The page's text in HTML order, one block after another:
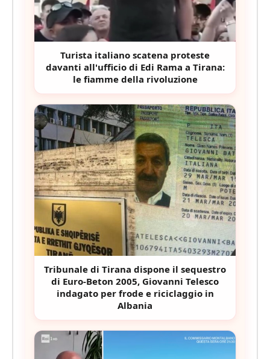
Turista italiano scatena proteste
davanti all'ufficio di Edi Rama a Tirana:
le fiamme della rivoluzione
Tribunale di Tirana dispone il sequestro
di Euro-Beton 2005, Giovanni Telesco
indagato per frode e riciclaggio in
Albania